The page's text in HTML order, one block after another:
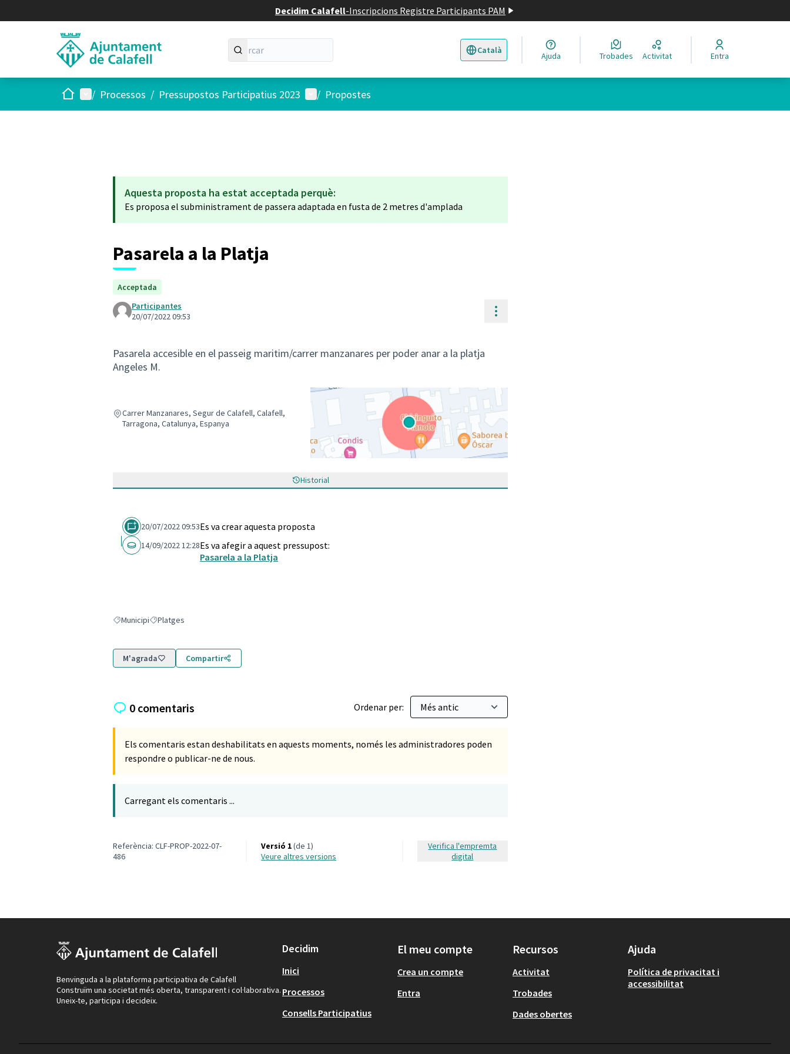
Decidim Calafell-Inscripcions Registre Participants PAM
Català
Triar la llengua Elegir el idioma
Ajuda Trobades Activitat Entra
Inici Menú principal
/ Processos / Pressupostos Participatius 2023 Menú d'usuari
/ Propostes
Aquesta proposta ha estat acceptada perquè:
Es proposa el subministrament de passera adaptada en fusta de 2 metres d'amplada
Pasarela a la Platja
Acceptada
Participantes
20/07/2022 09:53
Controls de recursos
Pasarela accesible en el passeig maritim/carrer manzanares per poder anar a la platja
Angeles M.
Carrer Manzanares, Segur de Calafell, Calafell,
Tarragona, Catalunya, Espanya
Historial
20/07/2022 09:53Es va crear aquesta proposta
14/09/2022 12:28Es va afegir a aquest pressupost:
Pasarela a la Platja
Resultats en filtrar per: Municipi
MunicipiResultats en filtrar per: Platges
Platges
M'agrada Compartir
0 comentaris Ordenar per:
Els comentaris estan deshabilitats en aquests moments, només les administradores poden
respondre o publicar-ne de nous.
Carregant els comentaris ...
Referència: CLF-PROP-2022-07-
486
Versió 1(de 1)
veure altres versions
Verifica l'empremta
digital
Benvinguda a la plataforma participativa de Calafell
Construïm una societat més oberta, transparent i col·laborativa.
Uneix-te, participa i decideix.
Decidim
Inici
Processos
Consells Participatius
El meu compte
Crea un compte
Entra
Recursos
Activitat
Trobades
Dades obertes
Ajuda
Política de privacitat i
accessibilitat